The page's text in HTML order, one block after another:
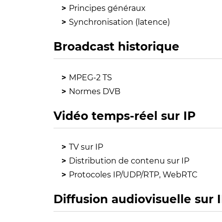
Principes généraux
Synchronisation (latence)
Broadcast historique
MPEG-2 TS
Normes DVB
Vidéo temps-réel sur IP
TV sur IP
Distribution de contenu sur IP
Protocoles IP/UDP/RTP, WebRTC
Diffusion audiovisuelle sur